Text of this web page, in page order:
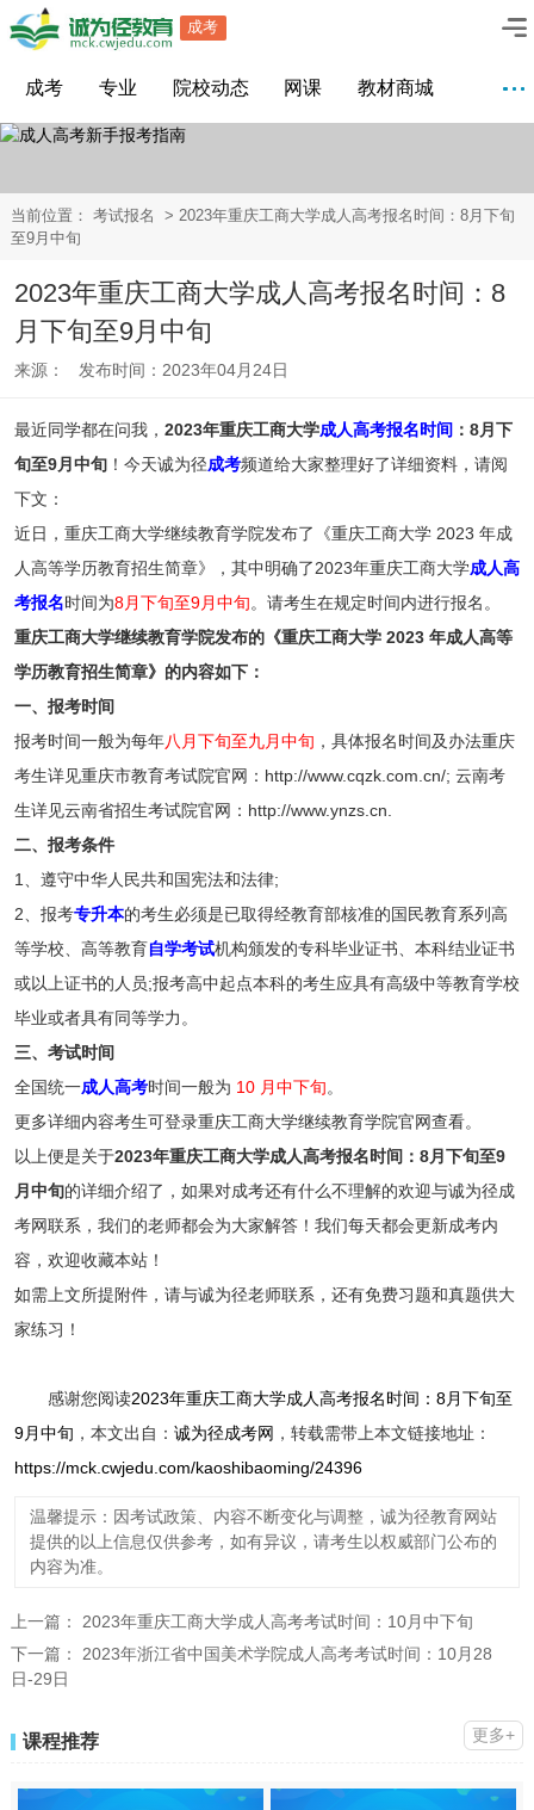
成考
成考 专业 院校动态 网课 教材商城
当前位置： 考试报名
> 2023年重庆工商大学成人高考报名时间：8月下旬
至9月中旬
2023年重庆工商大学成人高考报名时间：8
月下旬至9月中旬
来源： 发布时间：2023年04月24日
最近同学都在问我， 2023年重庆工商大学成人高考报名时间 ：8月下
旬至9月中旬！今天诚为径成考频道给大家整理好了详细资料，请阅
下文：
近日，重庆工商大学继续教育学院发布了《重庆工商大学 2023 年成
人高等学历教育招生简章》，其中明确了2023年重庆工商大学成人高
考报名时间为8月下旬至9月中旬。请考生在规定时间内进行报名。
重庆工商大学继续教育学院发布的《重庆工商大学 2023 年成人高等
学历教育招生简章》的内容如下：
一、报考时间
报考时间一般为每年八月下旬至九月中旬 ，具体报名时间及办法重庆
考生详见重庆市教育考试院官网：http://www.cqzk.com.cn/; 云南考
生详见云南省招生考试院官网：http://www.ynzs.cn.
二、报考条件
1、遵守中华人民共和国宪法和法律;
2、报考专升本的考生必须是已取得经教育部核准的国民教育系列高
等学校、高等教育自学考试机构颁发的专科毕业证书、本科结业证书
或以上证书的人员;报考高中起点本科的考生应具有高级中等教育学校
毕业或者具有同等学力。
三、考试时间
全国统一成人高考时间一般为 10 月中下旬。
更多详细内容考生可登录重庆工商大学继续教育学院官网查看。
以上便是关于2023年重庆工商大学成人高考报名时间：8月下旬至9
月中旬的详细介绍了，如果对成考还有什么不理解的欢迎与诚为径成
考网联系，我们的老师都会为大家解答！我们每天都会更新成考内
容，欢迎收藏本站！
如需上文所提附件，请与诚为径老师联系，还有免费习题和真题供大
家练习！
感谢您阅读2023年重庆工商大学成人高考报名时间：8月下旬至
9月中旬 ，本文出自： 诚为径成考网 ，转载需带上本文链接地址：
https://mck.cwjedu.com/kaoshibaoming/24396
温馨提示：因考试政策、内容不断变化与调整，诚为径教育网站
提供的以上信息仅供参考，如有异议，请考生以权威部门公布的
内容为准。
上一篇： 2023年重庆工商大学成人高考考试时间：10月中下旬
下一篇： 2023年浙江省中国美术学院成人高考考试时间：10月28
日-29日
课程推荐 更多+